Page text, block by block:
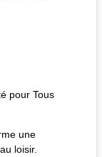
pour Tous
une
loisir.